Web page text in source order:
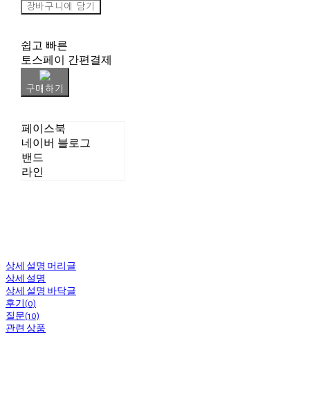
장바구니에 담기
쉽고 빠른
토스페이 간편결제
구매하기
페이스북
네이버 블로그
밴드
라인
상세 설명 머리글
상세 설명
상세 설명 바닥글
후기(0)
질문(10)
관련 상품